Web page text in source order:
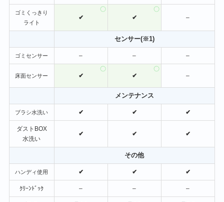
ゴミくっきり
ライト
✔ ✔ –
センサー(※1)
ゴミセンサー – – –
床面センサー ✔ ✔ –
メンテナンス
ブラシ水洗い ✔ ✔ ✔
ダストBOX
水洗い
✔ ✔ ✔
その他
ハンディ使用 ✔ ✔ ✔
ｸﾘｰﾝﾄﾞｯｸ – – –